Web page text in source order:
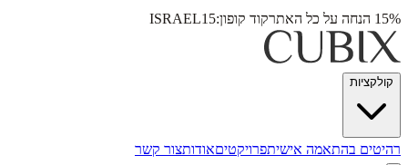
15% הנחה על כל האתר קוד קופון:ISRAEL15
קולקציות
רהיטים בהתאמה אישיתפרויקטיםאודותצור קשר